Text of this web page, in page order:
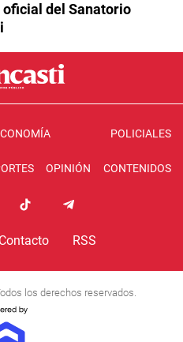
oficial del Sanatorio
POLICIALES
OPINIÓN CONTENIDOS
Contacto RSS
los derechos reservados.